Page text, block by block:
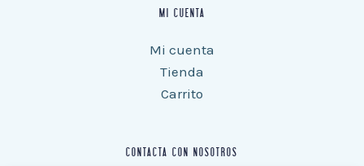
MI CUENTA
Mi cuenta
Tienda
Carrito
CONTACTA CON NOSOTROS